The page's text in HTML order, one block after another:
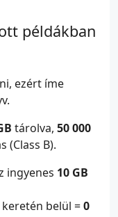
példákban
ezért íme
tárolva, 50 000
(Class B).
ingyenes 10 GB
keretén belül =0